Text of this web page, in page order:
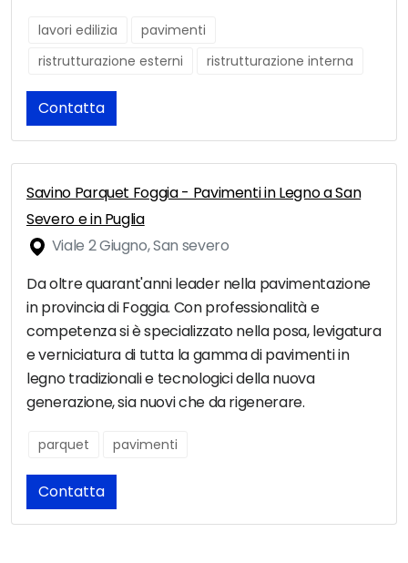
lavori edilizia
pavimenti
ristrutturazione esterni
ristrutturazione interna
Contatta
Savino Parquet Foggia - Pavimenti in Legno a San
Severo e in Puglia
Viale 2 Giugno, San severo
Da oltre quarant'anni leader nella pavimentazione
in provincia di Foggia. Con professionalità e
competenza si è specializzato nella posa, levigatura
e verniciatura di tutta la gamma di pavimenti in
legno tradizionali e tecnologici della nuova
generazione, sia nuovi che da rigenerare.
parquet pavimenti
Contatta